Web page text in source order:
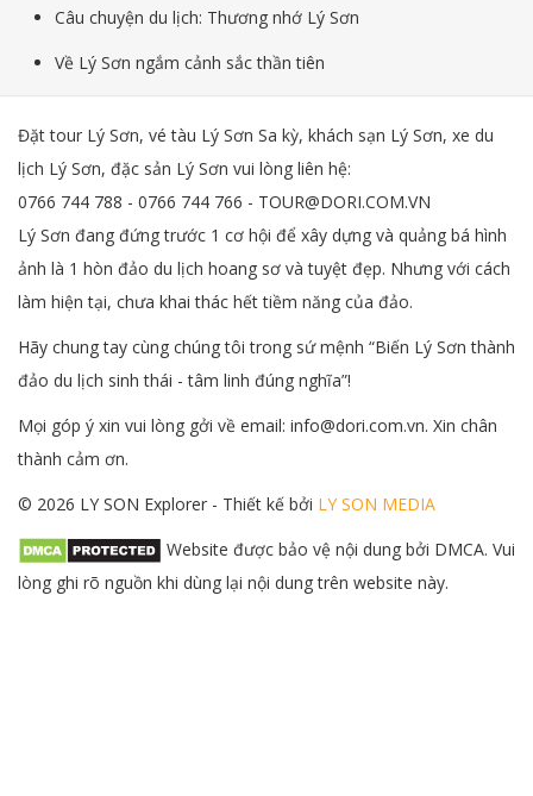
Câu chuyện du lịch: Thương nhớ Lý Sơn
Về Lý Sơn ngắm cảnh sắc thần tiên
Đặt tour Lý Sơn, vé tàu Lý Sơn Sa kỳ, khách sạn Lý Sơn, xe du
lịch Lý Sơn, đặc sản Lý Sơn vui lòng liên hệ:
0766 744 788 - 0766 744 766 - TOUR@DORI.COM.VN
Lý Sơn đang đứng trước 1 cơ hội để xây dựng và quảng bá hình
ảnh là 1 hòn đảo du lịch hoang sơ và tuyệt đẹp. Nhưng với cách
làm hiện tại, chưa khai thác hết tiềm năng của đảo.
Hãy chung tay cùng chúng tôi trong sứ mệnh “Biến Lý Sơn thành
đảo du lịch sinh thái - tâm linh đúng nghĩa”!
Mọi góp ý xin vui lòng gởi về email: info@dori.com.vn. Xin chân
thành cảm ơn.
© 2026 LY SON Explorer - Thiết kế bởi LY SON MEDIA
Website được bảo vệ nội dung bởi DMCA. Vui
lòng ghi rõ nguồn khi dùng lại nội dung trên website này.